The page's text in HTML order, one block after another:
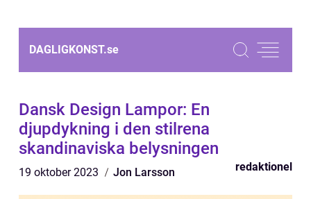
DAGLIGKONST.se
Dansk Design Lampor: En
djupdykning i den stilrena
skandinaviska belysningen
19 oktober 2023 Jon Larsson redaktionel